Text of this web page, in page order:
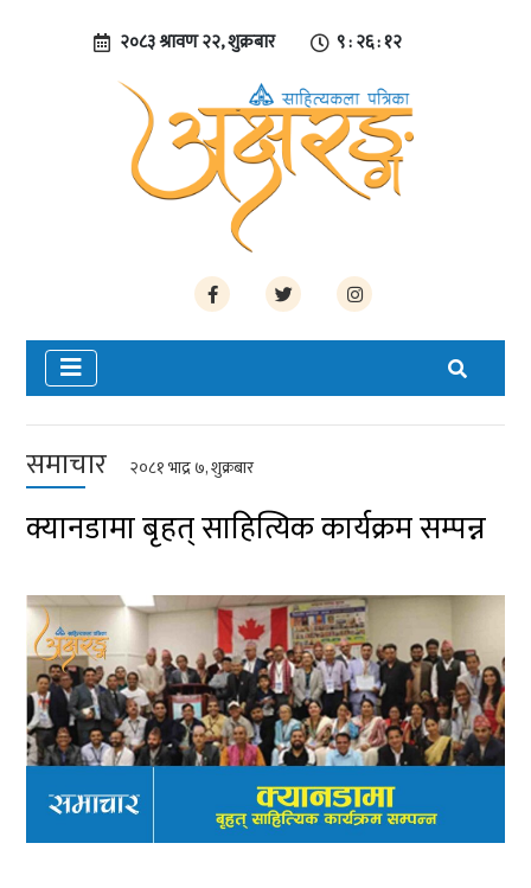
२०८३ श्रावण २२, शुक्रबार ९ : २६ : १३
समाचार २०८१ भाद्र ७, शुक्रबार
क्यानडामा बृहत् साहित्यिक कार्यक्रम सम्पन्न